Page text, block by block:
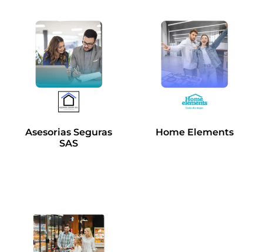
Asesorias Seguras
SAS
Home Elements